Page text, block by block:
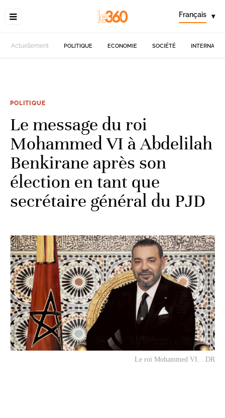
Français ▾
Actuellement POLITIQUE ECONOMIE SOCIÉTÉ
POLITIQUE
Le message du roi
Mohammed VI à Abdelilah
Benkirane après son
élection en tant que
secrétaire général du PJD
Le roi Mohammed VI. . DR